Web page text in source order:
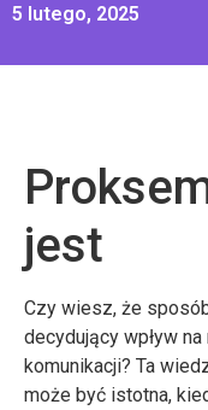
5 lutego, 2025
jest
Czy wiesz, że
decydujący wpływ
komunikacji? Ta
może być istotna,